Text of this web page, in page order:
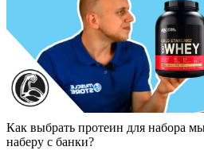
Как выбрать протеин для набора
наберу с банки?